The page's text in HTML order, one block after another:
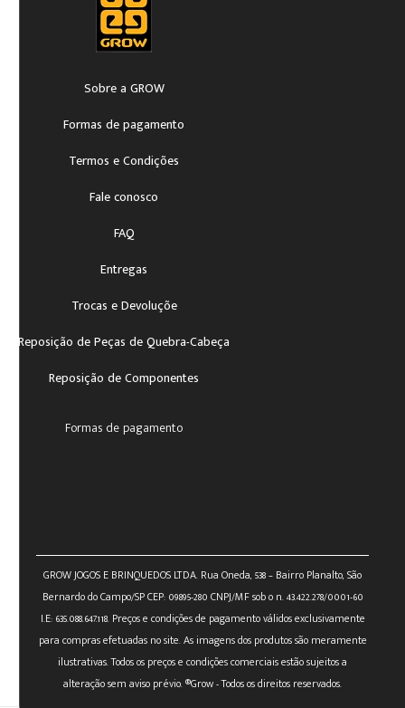
Sobre a GROW
Formas de pagamento
Termos e Condições
Fale conosco
FAQ
Entregas
Trocas e Devoluçõe
Reposição de Peças de Quebra-Cabeça
Reposição de Componentes
Formas de pagamento
GROW JOGOS E BRINQUEDOS LTDA. Rua Oneda, 538 – Bairro Planalto, São
Bernardo do Campo/SP CEP: 09895-280 CNPJ/MF sob o n. 43.422.278/0001-60
I.E: 635.088.647.118. Preços e condições de pagamento válidos exclusivamente
para compras efetuadas no site. As imagens dos produtos são meramente
ilustrativas. Todos os preços e condições comerciais estão sujeitos a
alteração sem aviso prévio. ®Grow - Todos os direitos reservados.